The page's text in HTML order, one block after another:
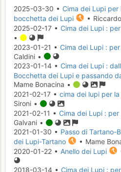
2025-03-30 • Cima dei Lupi per
bocchetta dei Lupi
•
2025-02-17 • Cima dei Lupi :
•
2023-01-21 • Cima dei Lupi :
Caldini •
2023-01-14 • Cima dei Lupi :
Bocchetta dei Lupi e passando
Mame Bonacina •
2021-02-17 • cima dei lupi per
Sironi •
2021-02-11 • Cima dei Lupi : per
Galvani •
2021-01-30 • Passo di Tartano-
dei Lupi-Tartano
• Mame
2020-01-22 • Anello dei Lupi
2018-03-14 • Cima dei Lupi :